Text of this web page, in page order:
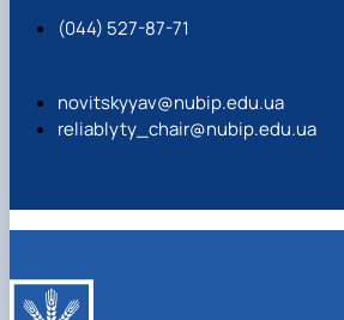
(044) 527-87-71
novitskyyav@nubip.edu.ua
reliablyty_chair@nubip.edu.ua